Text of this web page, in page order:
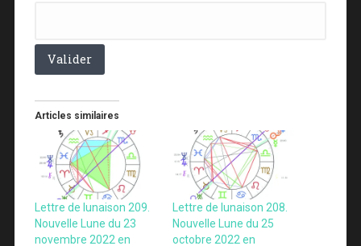
Articles similaires
Lettre de lunaison 209.
Nouvelle Lune du 23
novembre 2022 en
Lettre de lunaison 208.
Nouvelle Lune du 25
octobre 2022 en